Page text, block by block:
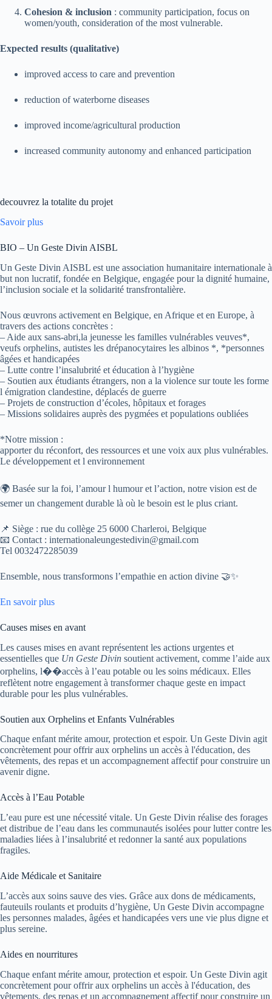
Cohesion & inclusion : community participation, focus on
women/youth, consideration of the most vulnerable.
Expected results (qualitative)
improved access to care and prevention
reduction of waterborne diseases
improved income/agricultural production
increased community autonomy and enhanced participation
decouvrez la totalite du projet
Savoir plus
BIO – Un Geste Divin AISBL
Un Geste Divin AISBL est une association humanitaire internationale à
but non lucratif, fondée en Belgique, engagée pour la dignité humaine,
l’inclusion sociale et la solidarité transfrontalière.
Nous œuvrons activement en Belgique, en Afrique et en Europe, à
travers des actions concrètes :
– Aide aux sans-abri,la jeunesse les familles vulnérables veuves*,
veufs orphelins, autistes les drépanocytaires les albinos *, *personnes
âgées et handicapées
– Lutte contre l’insalubrité et éducation à l’hygiène
– Soutien aux étudiants étrangers, non a la violence sur toute les forme
l émigration clandestine, déplacés de guerre
– Projets de construction d’écoles, hôpitaux et forages
– Missions solidaires auprès des pygmées et populations oubliées
*Notre mission :
apporter du réconfort, des ressources et une voix aux plus vulnérables.
Le développement et l environnement
🌍 Basée sur la foi, l’amour l humour et l’action, notre vision est de
semer un changement durable là où le besoin est le plus criant.
📌 Siège : rue du collège 25 6000 Charleroi, Belgique
📧 Contact : internationaleungestedivin@gmail.com
Tel 0032472285039
Ensemble, nous transformons l’empathie en action divine 🤝✨
En savoir plus
Causes mises en avant
Les causes mises en avant représentent les actions urgentes et
essentielles que Un Geste Divin soutient activement, comme l’aide aux
orphelins, l��accès à l’eau potable ou les soins médicaux. Elles
reflètent notre engagement à transformer chaque geste en impact
durable pour les plus vulnérables.
Soutien aux Orphelins et Enfants Vulnérables
Chaque enfant mérite amour, protection et espoir. Un Geste Divin agit
concrètement pour offrir aux orphelins un accès à l'éducation, des
vêtements, des repas et un accompagnement affectif pour construire un
avenir digne.
Accès à l’Eau Potable
L’eau pure est une nécessité vitale. Un Geste Divin réalise des forages
et distribue de l’eau dans les communautés isolées pour lutter contre les
maladies liées à l’insalubrité et redonner la santé aux populations
fragiles.
Aide Médicale et Sanitaire
L’accès aux soins sauve des vies. Grâce aux dons de médicaments,
fauteuils roulants et produits d’hygiène, Un Geste Divin accompagne
les personnes malades, âgées et handicapées vers une vie plus digne et
plus sereine.
Aides en nourritures
Chaque enfant mérite amour, protection et espoir. Un Geste Divin agit
concrètement pour offrir aux orphelins un accès à l'éducation, des
vêtements, des repas et un accompagnement affectif pour construire un